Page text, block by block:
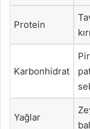
Protein
Karbonhidrat
Yağlar